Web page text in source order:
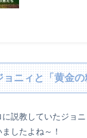
ニィと「黄金
説教していたジョ
したよね～！